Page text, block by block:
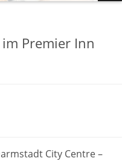
Premier Inn
City Centre –